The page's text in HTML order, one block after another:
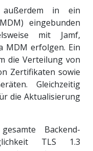
außerdem in ein
eingebunden
mit Jamf,
MDM erfolgen. Ein
die Verteilung von
Zertifikaten sowie
Gleichzeitig
die Aktualisierung
Backend-
TLS 1.3